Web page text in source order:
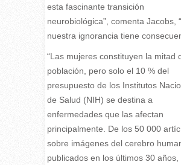
esta fascinante transición
neurobiológica”, comenta Jacobs,
nuestra ignorancia tiene
“Las mujeres constituyen la mitad
población, pero solo el 10 % del
presupuesto de los Institutos
de Salud (NIH) se destina a
enfermedades que las afectan
principalmente. De los 50 000
sobre imágenes del cerebro
publicados en los últimos 30 años,